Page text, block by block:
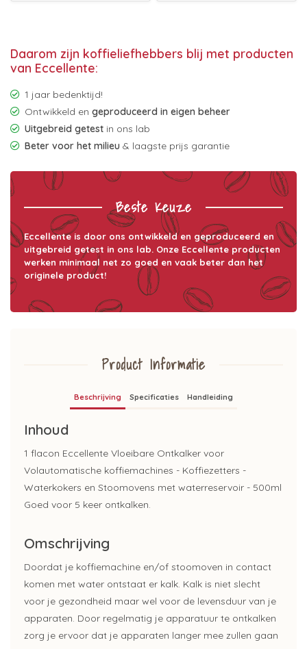
Daarom zijn koffieliefhebbers blij met producten
van Eccellente:
1 jaar bedenktijd!
Ontwikkeld en geproduceerd in eigen beheer
Uitgebreid getest in ons lab
Beter voor het milieu & laagste prijs garantie
Beste Keuze
Eccellente is door ons ontwikkeld en geproduceerd en
uitgebreid getest in ons lab. Onze Eccellente producten
werken minimaal net zo goed en vaak beter dan het
originele product!
Product Informatie
Beschrijving Specificaties Handleiding
Inhoud
1 flacon Eccellente Vloeibare Ontkalker voor
Volautomatische koffiemachines - Koffiezetters -
Waterkokers en Stoomovens met waterreservoir - 500ml
Goed voor 5 keer ontkalken.
Omschrijving
Doordat je koffiemachine en/of stoomoven in contact
komen met water ontstaat er kalk. Kalk is niet slecht
voor je gezondheid maar wel voor de levensduur van je
apparaten. Door regelmatig je apparatuur te ontkalken
zorg je ervoor dat je apparaten langer mee zullen gaan